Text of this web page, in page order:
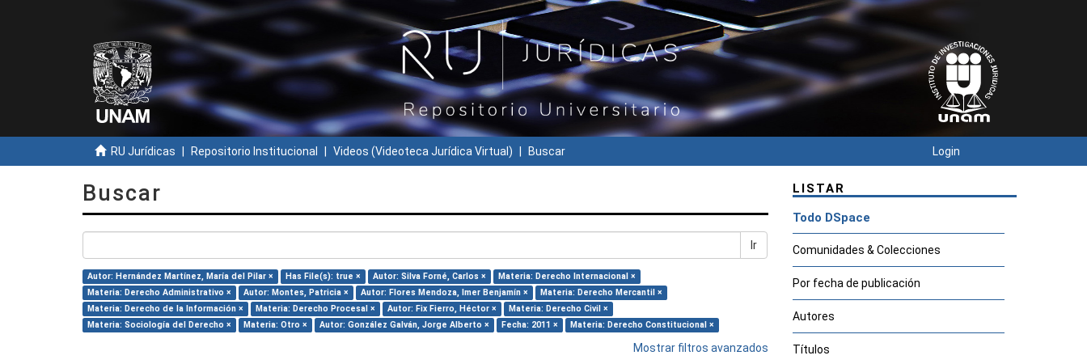
RU Jurídicas Repositorio Institucional Videos (Videoteca Jurídica Virtual) Buscar Login
Buscar
Ir
Autor: Hernández Martínez, María del Pilar × Has File(s): true × Autor: Silva Forné, Carlos ×
Materia: Derecho Internacional ×
Materia: Derecho Administrativo ×
Autor: Montes, Patricia × Autor: Flores Mendoza, Imer Benjamín ×
Materia: Derecho Mercantil ×
Materia: Derecho de la Información ×
Materia: Derecho Procesal × Autor: Fix Fierro, Héctor ×
Materia: Derecho Civil ×
Materia: Sociología del Derecho ×
Materia: Otro × Autor: González Galván, Jorge Alberto × Fecha: 2011 × Materia: Derecho Constitucional ×
Mostrar filtros avanzados
LISTAR
Todo DSpace
Comunidades & Colecciones
Por fecha de publicación
Autores
Títulos